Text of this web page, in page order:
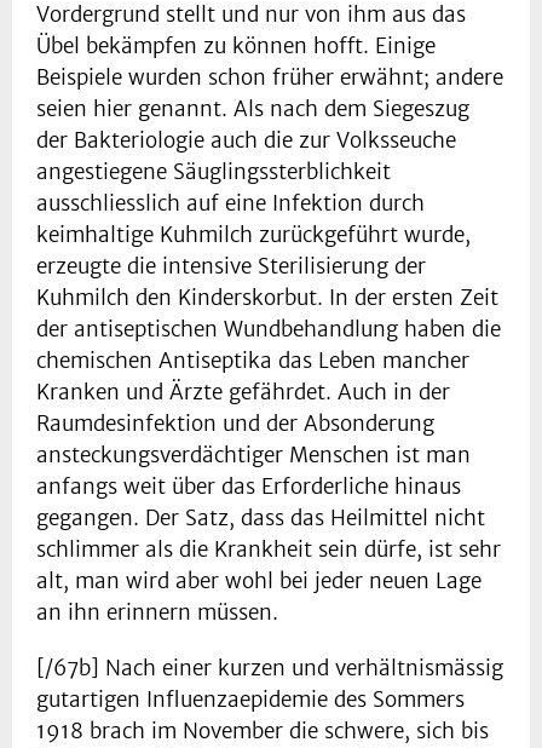
Vordergrund stellt und nur von ihm aus das
Übel bekämpfen zu können hofft. Einige
Beispiele wurden schon früher erwähnt; andere
seien hier genannt. Als nach dem Siegeszug
der Bakteriologie auch die zur Volksseuche
angestiegene Säuglingssterblichkeit
ausschliesslich auf eine Infektion durch
keimhaltige Kuhmilch zurückgeführt wurde,
erzeugte die intensive Sterilisierung der
Kuhmilch den Kinderskorbut. In der ersten Zeit
der antiseptischen Wundbehandlung haben die
chemischen Antiseptika das Leben mancher
Kranken und Ärzte gefährdet. Auch in der
Raumdesinfektion und der Absonderung
ansteckungsverdächtiger Menschen ist man
anfangs weit über das Erforderliche hinaus
gegangen. Der Satz, dass das Heilmittel nicht
schlimmer als die Krankheit sein dürfe, ist sehr
alt, man wird aber wohl bei jeder neuen Lage
an ihn erinnern müssen.
[/67b] Nach einer kurzen und verhältnismässig
gutartigen Influenzaepidemie des Sommers
1918 brach im November die schwere, sich bis